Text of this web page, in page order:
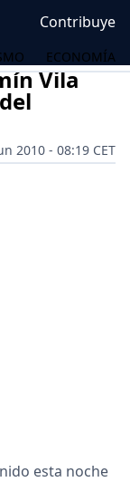
Contribuye
ECONOMÍA
Vila
2010 - 08:19 CET
esta noche